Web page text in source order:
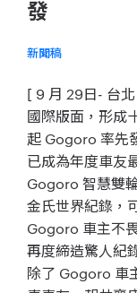
發
新聞稿
[ 9 月 29日- 台
國際版面，形成
起 Gogoro 率先
已成為年度車友
Gogoro 智慧雙
金氏世界紀錄，
Gogoro 車主不
再度締造驚人紀
除了 Gogoro 車